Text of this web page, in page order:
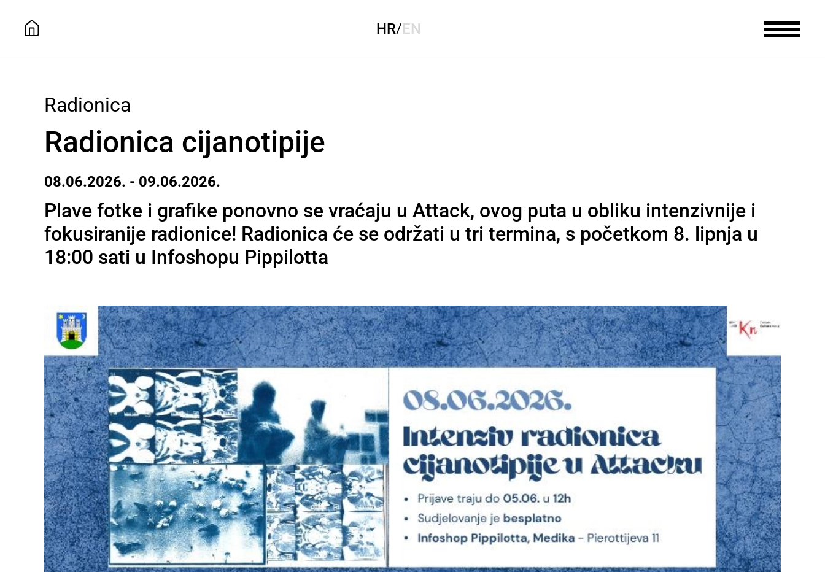
HR/EN
Radionica
Radionica cijanotipije
08.06.2026. - 09.06.2026.
Plave fotke i grafike ponovno se vraćaju u Attack, ovog puta u obliku intenzivnije i
fokusiranije radionice! Radionica će se održati u tri termina, s početkom 8. lipnja u
18:00 sati u Infoshopu Pippilotta